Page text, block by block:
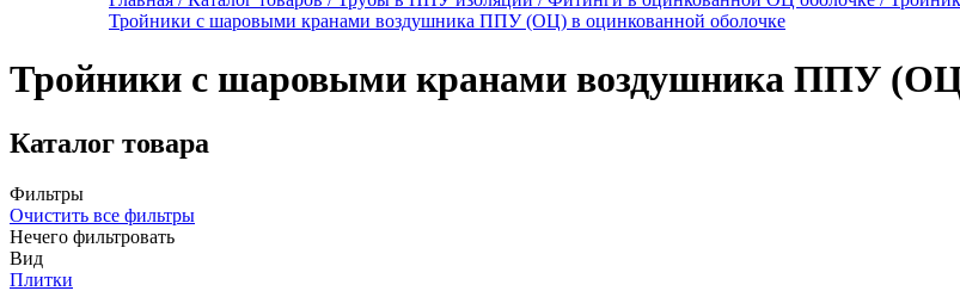
Тройники с шаровыми кранами воздушника ППУ (ОЦ) в оцинкованной оболочке
Тройники с шаровыми кранами воздушника ППУ
Каталог товара
Фильтры
Очистить все фильтры
Нечего фильтровать
Вид
Плитки